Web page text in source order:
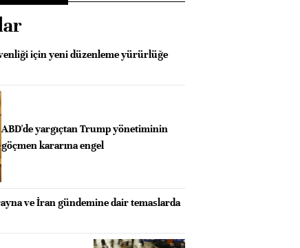
için yeni düzenleme yürürlüğe
ABD'de yargıçtan Trump yönetiminin
göçmen kararına engel
ve İran gündemine dair temaslarda